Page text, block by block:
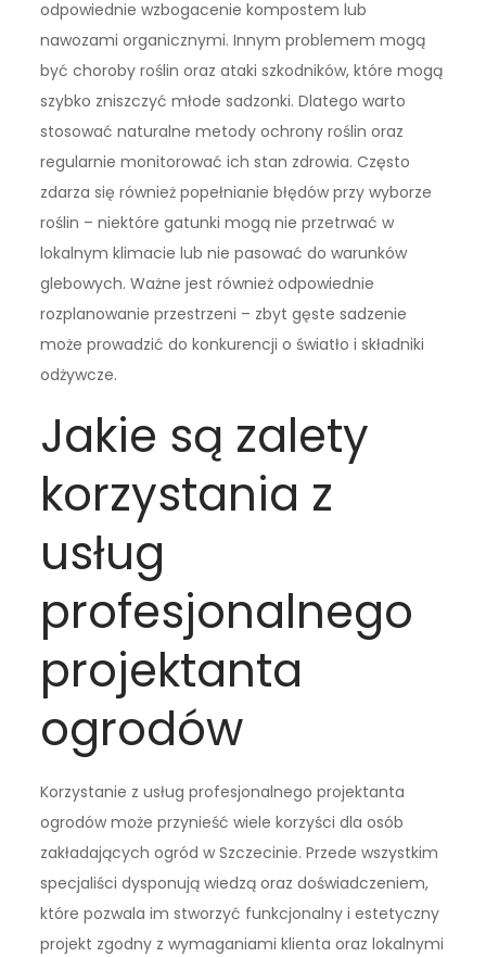
odpowiednie wzbogacenie kompostem lub
nawozami organicznymi. Innym problemem mogą
być choroby roślin oraz ataki szkodników, które mogą
szybko zniszczyć młode sadzonki. Dlatego warto
stosować naturalne metody ochrony roślin oraz
regularnie monitorować ich stan zdrowia. Często
zdarza się również popełnianie błędów przy wyborze
roślin – niektóre gatunki mogą nie przetrwać w
lokalnym klimacie lub nie pasować do warunków
glebowych. Ważne jest również odpowiednie
rozplanowanie przestrzeni – zbyt gęste sadzenie
może prowadzić do konkurencji o światło i składniki
odżywcze.
Jakie są zalety
korzystania z
usług
profesjonalnego
projektanta
ogrodów
Korzystanie z usług profesjonalnego projektanta
ogrodów może przynieść wiele korzyści dla osób
zakładających ogród w Szczecinie. Przede wszystkim
specjaliści dysponują wiedzą oraz doświadczeniem,
które pozwala im stworzyć funkcjonalny i estetyczny
projekt zgodny z wymaganiami klienta oraz lokalnymi